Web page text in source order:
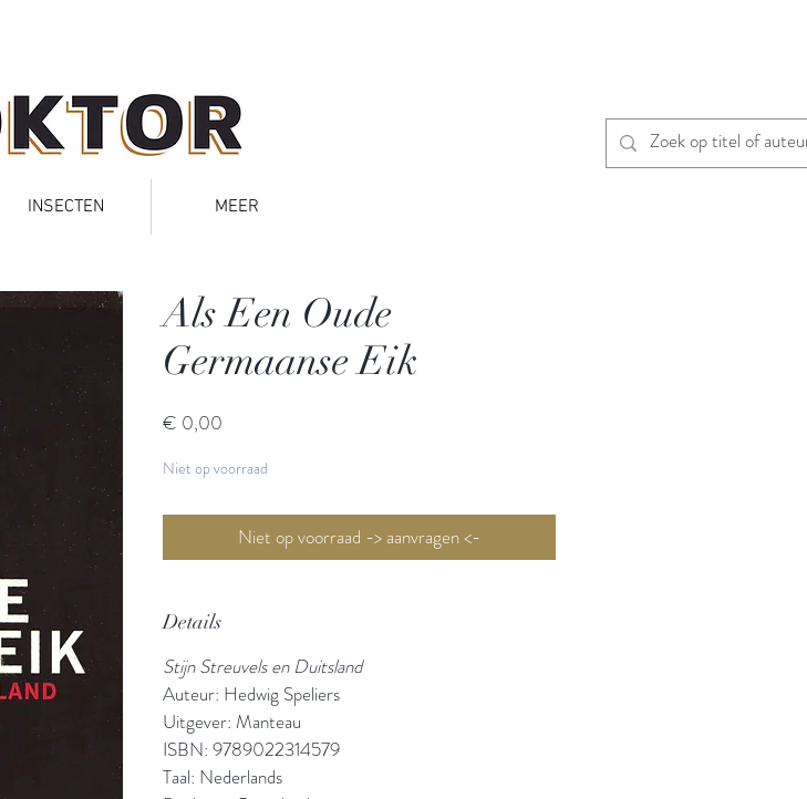
INSECTEN MEER
Als Een Oude
Germaanse Eik
€ 0,00
Niet op voorraad
Niet op voorraad -> aanvragen <-
Details
Stijn Streuvels en Duitsland
Auteur: Hedwig Speliers
Uitgever: Manteau
ISBN: 9789022314579
Taal: Nederlands